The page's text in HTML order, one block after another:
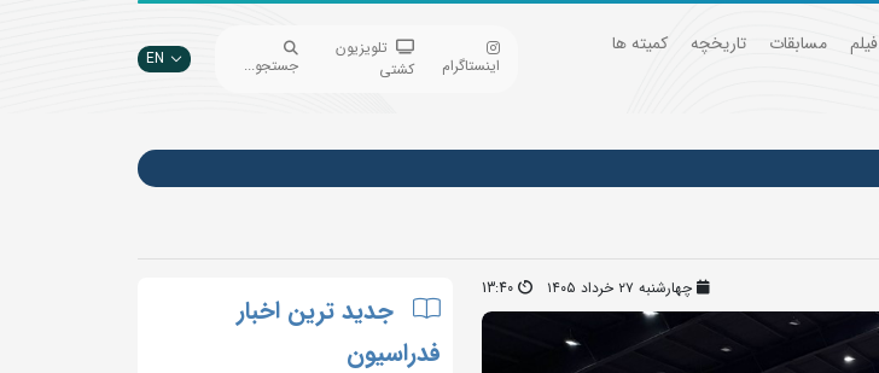
فیلم مسابقات تاریخچه
کمیته ها
اینستاگرام
تلویزیون
کشتی
جستجو... EN
چهارشنبه ۲۷ خرداد ۱۴۰۵ 13:40
جدید ترین اخبار
فدراسیون